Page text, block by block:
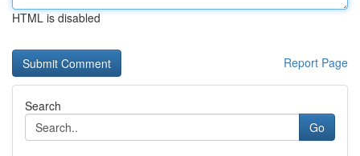
HTML is disabled
Report Page
Search
Go